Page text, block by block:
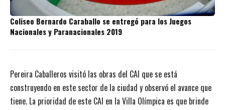
Coliseo Bernardo Caraballo se entregó para los Juegos
Nacionales y Paranacionales 2019
Pereira Caballeros visitó las obras del CAI que se está
construyendo en este sector de la ciudad y observó el avance que
tiene. La prioridad de este CAI en la Villa Olímpica es que brinde